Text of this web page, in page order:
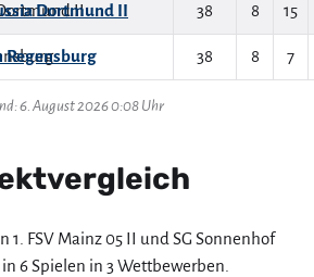
Dortmund II 38 8 15
Regensburg 38 8 7
6. August 2026 0:08 Uhr
1. FSV Mainz 05 II und SG Sonnenhof
6 Spielen in 3 Wettbewerben.